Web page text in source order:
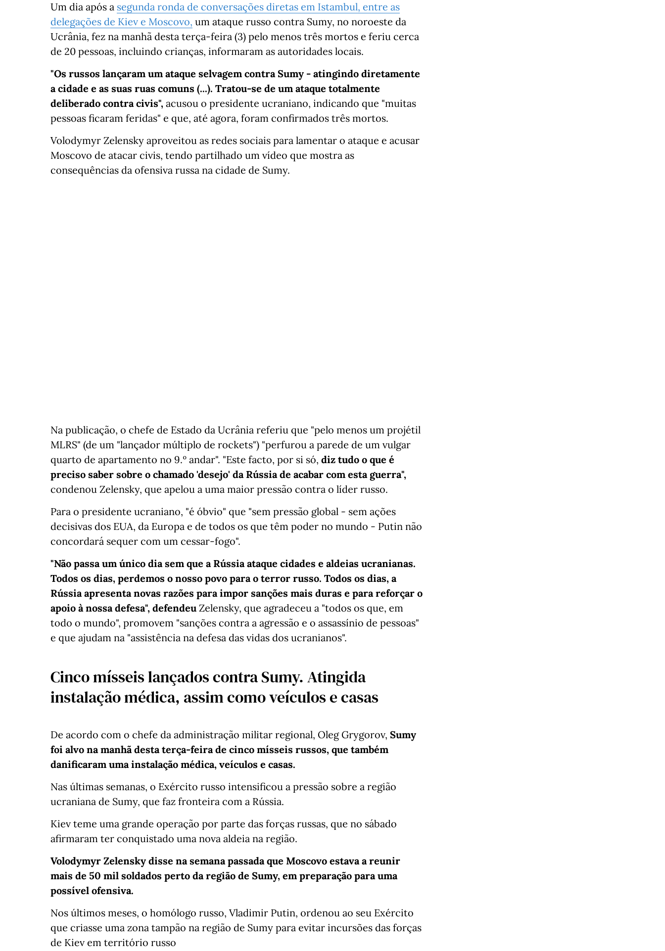
Um dia após a segunda ronda de conversações diretas em Istambul, entre as
delegações de Kiev e Moscovo, um ataque russo contra Sumy, no noroeste da
Ucrânia, fez na manhã desta terça-feira (3) pelo menos três mortos e feriu cerca
de 20 pessoas, incluindo crianças, informaram as autoridades locais.
"Os russos lançaram um ataque selvagem contra Sumy - atingindo diretamente
a cidade e as suas ruas comuns (...). Tratou-se de um ataque totalmente
deliberado contra civis", acusou o presidente ucraniano, indicando que "muitas
pessoas ficaram feridas" e que, até agora, foram confirmados três mortos.
Volodymyr Zelensky aproveitou as redes sociais para lamentar o ataque e acusar
Moscovo de atacar civis, tendo partilhado um vídeo que mostra as
consequências da ofensiva russa na cidade de Sumy.
Na publicação, o chefe de Estado da Ucrânia referiu que "pelo menos um projétil
MLRS" (de um "lançador múltiplo de rockets") "perfurou a parede de um vulgar
quarto de apartamento no 9.º andar". "Este facto, por si só, diz tudo o que é
preciso saber sobre o chamado 'desejo' da Rússia de acabar com esta guerra",
condenou Zelensky, que apelou a uma maior pressão contra o líder russo.
Para o presidente ucraniano, "é óbvio" que "sem pressão global - sem ações
decisivas dos EUA, da Europa e de todos os que têm poder no mundo - Putin não
concordará sequer com um cessar-fogo".
"Não passa um único dia sem que a Rússia ataque cidades e aldeias ucranianas.
Todos os dias, perdemos o nosso povo para o terror russo. Todos os dias, a
Rússia apresenta novas razões para impor sanções mais duras e para reforçar o
apoio à nossa defesa", defendeu Zelensky, que agradeceu a "todos os que, em
todo o mundo", promovem "sanções contra a agressão e o assassínio de pessoas"
e que ajudam na "assistência na defesa das vidas dos ucranianos".
Cinco mísseis lançados contra Sumy. Atingida
instalação médica, assim como veículos e casas
De acordo com o chefe da administração militar regional, Oleg Grygorov, Sumy
foi alvo na manhã desta terça-feira de cinco mísseis russos, que também
danificaram uma instalação médica, veículos e casas.
Nas últimas semanas, o Exército russo intensificou a pressão sobre a região
ucraniana de Sumy, que faz fronteira com a Rússia.
Kiev teme uma grande operação por parte das forças russas, que no sábado
afirmaram ter conquistado uma nova aldeia na região.
Volodymyr Zelensky disse na semana passada que Moscovo estava a reunir
mais de 50 mil soldados perto da região de Sumy, em preparação para uma
possível ofensiva.
Nos últimos meses, o homólogo russo, Vladimir Putin, ordenou ao seu Exército
que criasse uma zona tampão na região de Sumy para evitar incursões das forças
de Kiev em território russo